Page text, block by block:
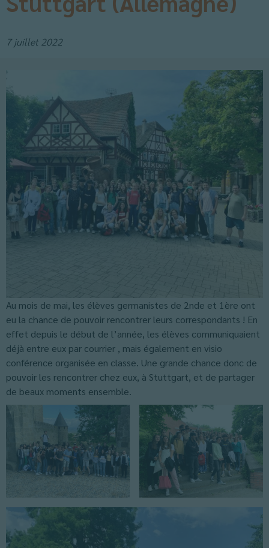
7 juillet 2022
Au mois de mai, les élèves germanistes de 2nde et 1ère ont
eu la chance de pouvoir rencontrer leurs correspondants ! En
effet depuis le début de l’année, les élèves communiquaient
déjà entre eux par courrier , mais également en visio
conférence organisée en classe. Une grande chance donc de
pouvoir les rencontrer chez eux, à Stuttgart, et de partager
de beaux moments ensemble.